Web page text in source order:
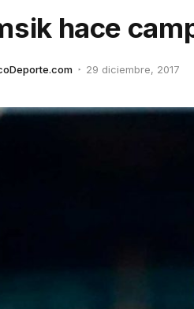
hace
29 diciembre, 2017